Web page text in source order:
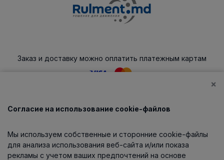
Заказ и доставку можно оплатить платежным картам
Каталог
О компании
×
Согласие на использование cookie-файлов
Мы используем собственные и сторонние cookie-файлы
для анализа использования веб-сайта и/или показа
рекламы с учетом ваших предпочтений на основе